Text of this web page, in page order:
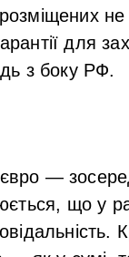
для
з боку РФ.
—
що у